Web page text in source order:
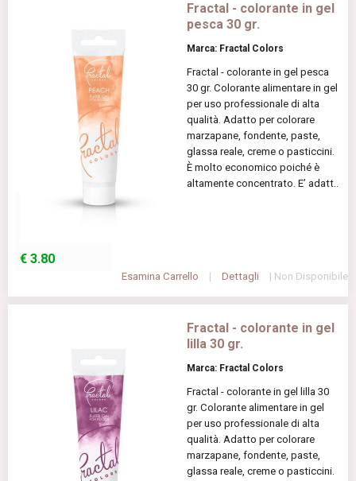
Fractal - colorante in gel
pesca 30 gr.
Marca: Fractal Colors
Fractal - colorante in gel pesca
30 gr. Colorante alimentare in gel
per uso professionale di alta
qualità. Adatto per colorare
marzapane, fondente, paste,
glassa reale, creme o pasticcini.
È molto economico poiché è
altamente concentrato. E’ adatt..
€ 3.80
Esamina Carrello | Dettagli | Non Disponibile
Fractal - colorante in gel
lilla 30 gr.
Marca: Fractal Colors
Fractal - colorante in gel lilla 30
gr. Colorante alimentare in gel
per uso professionale di alta
qualità. Adatto per colorare
marzapane, fondente, paste,
glassa reale, creme o pasticcini.